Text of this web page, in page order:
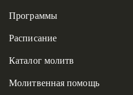
Программы
Расписание
Каталог молитв
Молитвенная помощь